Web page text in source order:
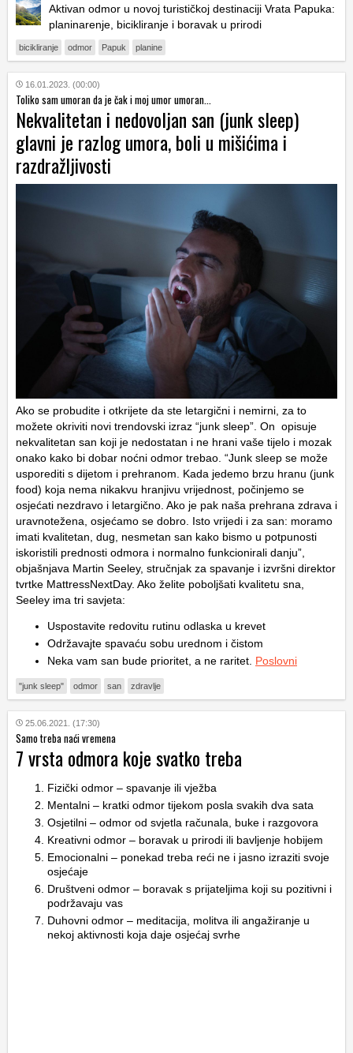
Aktivan odmor u novoj turističkoj destinaciji Vrata Papuka:
planinarenje, bicikliranje i boravak u prirodi
bicikliranje odmor Papuk planine
16.01.2023. (00:00)
Toliko sam umoran da je čak i moj umor umoran...
Nekvalitetan i nedovoljan san (junk sleep)
glavni je razlog umora, boli u mišićima i
razdražljivosti
Ako se probudite i otkrijete da ste letargični i nemirni, za to
možete okriviti novi trendovski izraz “junk sleep”. On opisuje
nekvalitetan san koji je nedostatan i ne hrani vaše tijelo i mozak
onako kako bi dobar noćni odmor trebao. “Junk sleep se može
usporediti s dijetom i prehranom. Kada jedemo brzu hranu (junk
food) koja nema nikakvu hranjivu vrijednost, počinjemo se
osjećati nezdravo i letargično. Ako je pak naša prehrana zdrava i
uravnotežena, osjećamo se dobro. Isto vrijedi i za san: moramo
imati kvalitetan, dug, nesmetan san kako bismo u potpunosti
iskoristili prednosti odmora i normalno funkcionirali danju”,
objašnjava Martin Seeley, stručnjak za spavanje i izvršni direktor
tvrtke MattressNextDay. Ako želite poboljšati kvalitetu sna,
Seeley ima tri savjeta:
Uspostavite redovitu rutinu odlaska u krevet
Održavajte spavaću sobu urednom i čistom
Neka vam san bude prioritet, a ne raritet. Poslovni
"junk sleep" odmor san zdravlje
25.06.2021. (17:30)
Samo treba naći vremena
7 vrsta odmora koje svatko treba
Fizički odmor – spavanje ili vježba
Mentalni – kratki odmor tijekom posla svakih dva sata
Osjetilni – odmor od svjetla računala, buke i razgovora
Kreativni odmor – boravak u prirodi ili bavljenje hobijem
Emocionalni – ponekad treba reći ne i jasno izraziti svoje
osjećaje
Društveni odmor – boravak s prijateljima koji su pozitivni i
podržavaju vas
Duhovni odmor – meditacija, molitva ili angažiranje u
nekoj aktivnosti koja daje osjećaj svrhe